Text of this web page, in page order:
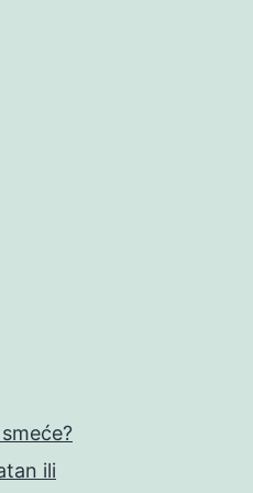
ili